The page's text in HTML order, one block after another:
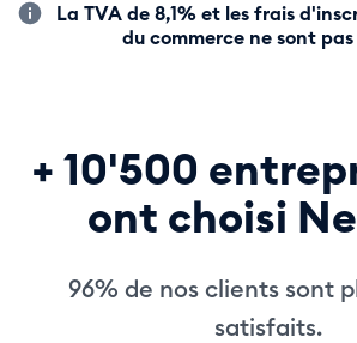
La TVA de 8,1% et les frais
du commerce ne sont
+ 10'500
ont choisi
96% de nos clients sont
satisfaits.